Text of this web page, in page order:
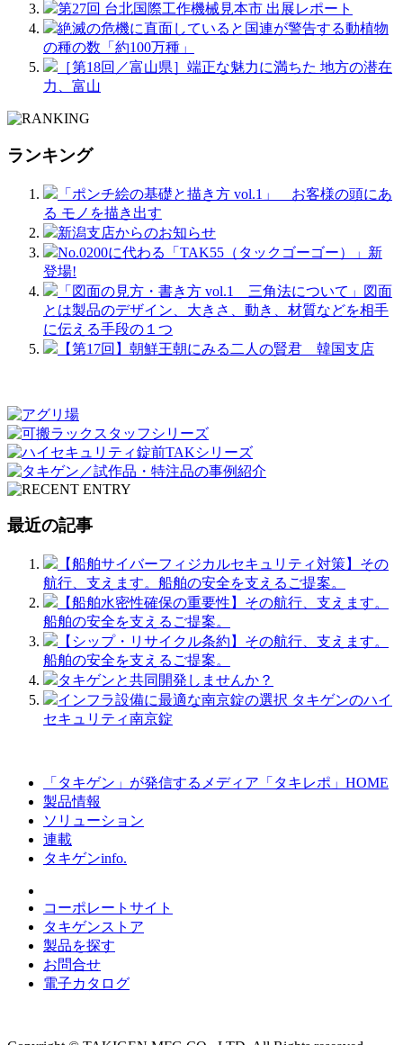
第27回 台北国際工作機械見本市 出展レポート
絶滅の危機に直面していると国連が警告する動植物
の種の数「約100万種」
［第18回／富山県］端正な魅力に満ちた 地方の潜在
力、富山
ランキング
「ポンチ絵の基礎と描き方 vol.1」 お客様の頭にあ
る モノを描き出す
新潟支店からのお知らせ
No.0200に代わる「TAK55（タックゴーゴー）」新
登場!
「図面の見方・書き方 vol.1 三角法について」図面
とは製品のデザイン、大きさ、動き、材質などを相手
に伝える手段の１つ
【第17回】朝鮮王朝にみる二人の賢君 韓国支店
最近の記事
【船舶サイバーフィジカルセキュリティ対策】その
航行、支えます。船舶の安全を支えるご提案。
【船舶水密性確保の重要性】その航行、支えます。
船舶の安全を支えるご提案。
【シップ・リサイクル条約】その航行、支えます。
船舶の安全を支えるご提案。
タキゲンと共同開発しませんか？
インフラ設備に最適な南京錠の選択 タキゲンのハイ
セキュリティ南京錠
「タキゲン」が発信するメディア「タキレポ」HOME
製品情報
ソリューション
連載
タキゲンinfo.
コーポレートサイト
タキゲンストア
製品を探す
お問合せ
電子カタログ